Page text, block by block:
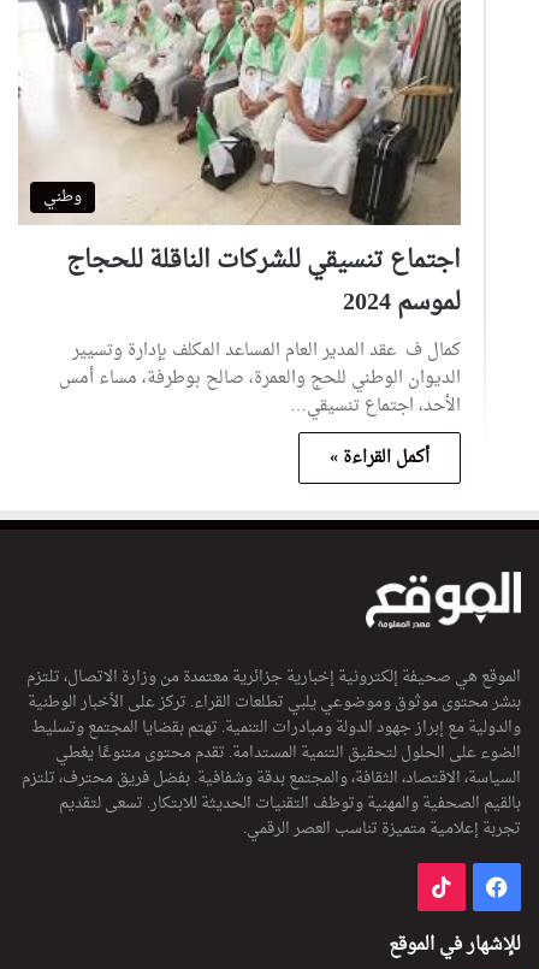
وطني
اجتماع تنسيقي للشركات الناقلة للحجاج
لموسم 2024
كمال ف عقد المدير العام المساعد المكلف بإدارة وتسيير
الديوان الوطني للحج والعمرة، صالح بوطرفة، مساء أمس
الأحد، اجتماع تنسيقي…
أكمل القراءة »
الموقع هي صحيفة إلكترونية إخبارية جزائرية معتمدة من وزارة الاتصال، تلتزم
بنشر محتوى موثوق وموضوعي يلبي تطلعات القراء. تركز على الأخبار الوطنية
والدولية مع إبراز جهود الدولة ومبادرات التنمية. تهتم بقضايا المجتمع وتسليط
الضوء على الحلول لتحقيق التنمية المستدامة. تقدم محتوى متنوعًا يغطي
السياسة، الاقتصاد، الثقافة، والمجتمع بدقة وشفافية. بفضل فريق محترف، تلتزم
بالقيم الصحفية والمهنية وتوظف التقنيات الحديثة للابتكار. تسعى لتقديم
تجربة إعلامية متميزة تناسب العصر الرقمي.
فيسبوك
للإشهار في الموقع